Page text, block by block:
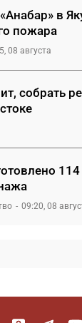
в
пожара
08 августа
собрать
09:20, 08